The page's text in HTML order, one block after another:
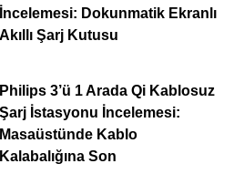
İncelemesi: Dokunmatik Ekranlı
Akıllı Şarj Kutusu
Philips 3’ü 1 Arada Qi Kablosuz
Şarj İstasyonu İncelemesi:
Masaüstünde Kablo
Kalabalığına Son